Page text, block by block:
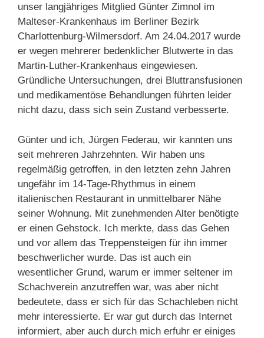
unser langjähriges Mitglied Günter Zimnol im
Malteser-Krankenhaus im Berliner Bezirk
Charlottenburg-Wilmersdorf. Am 24.04.2017 wurde
er wegen mehrerer bedenklicher Blutwerte in das
Martin-Luther-Krankenhaus eingewiesen.
Gründliche Untersuchungen, drei Bluttransfusionen
und medikamentöse Behandlungen führten leider
nicht dazu, dass sich sein Zustand verbesserte.
Günter und ich, Jürgen Federau, wir kannten uns
seit mehreren Jahrzehnten. Wir haben uns
regelmäßig getroffen, in den letzten zehn Jahren
ungefähr im 14-Tage-Rhythmus in einem
italienischen Restaurant in unmittelbarer Nähe
seiner Wohnung. Mit zunehmenden Alter benötigte
er einen Gehstock. Ich merkte, dass das Gehen
und vor allem das Treppensteigen für ihn immer
beschwerlicher wurde. Das ist auch ein
wesentlicher Grund, warum er immer seltener im
Schachverein anzutreffen war, was aber nicht
bedeutete, dass er sich für das Schachleben nicht
mehr interessierte. Er war gut durch das Internet
informiert, aber auch durch mich erfuhr er einiges